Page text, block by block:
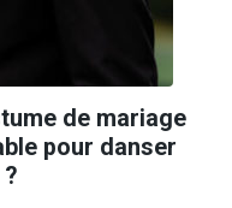
de mariage
pour danser